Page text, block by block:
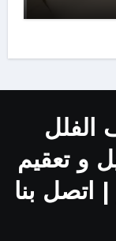
الفلل
و تعقيم
اتصل بنا